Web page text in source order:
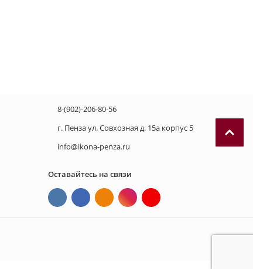
8-(902)-206-80-56
г. Пенза ул. Совхозная д. 15а корпус 5
info@ikona-penza.ru
Оставайтесь на связи